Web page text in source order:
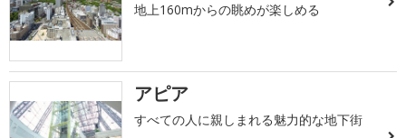
地上160mからの眺めが楽しめる
アピア
すべての人に親しまれる魅力的な地下街